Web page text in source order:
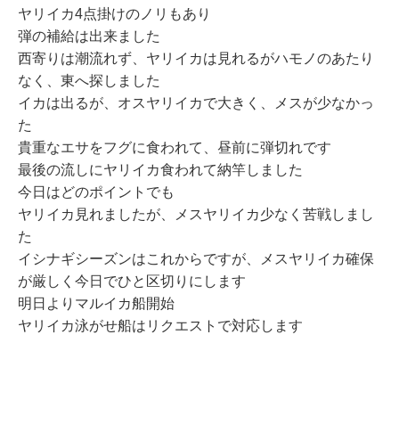
ヤリイカ4点掛けのノリもあり
弾の補給は出来ました
西寄りは潮流れず、ヤリイカは見れるがハモノのあたり
なく、 東へ探しました
イカは出るが、オスヤリイカで大きく、メスが少なかっ
た
貴重なエサをフグに食われて、 昼前に弾切れです
最後の流しにヤリイカ食われて納竿しました
今日はどのポイントでも
ヤリイカ見れましたが、メスヤリイカ少なく苦戦しまし
た
イシナギシーズンはこれからですが、メスヤリイカ確保
が厳しく今日でひと区切りにします
明日よりマルイカ船開始
ヤリイカ泳がせ船はリクエストで対応します